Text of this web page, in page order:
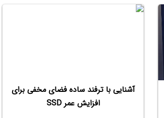
آشنایی با ترفند ساده فضای مخفی برای
افزایش عمر SSD